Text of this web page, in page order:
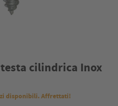
cilindrica Inox
disponibili. Affrettati!